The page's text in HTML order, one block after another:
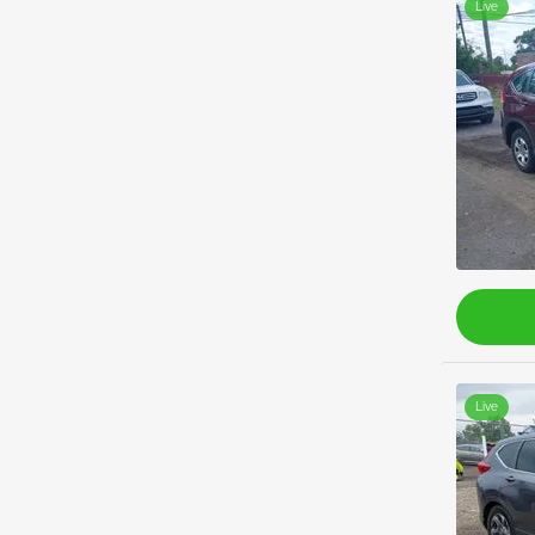
Live
Live